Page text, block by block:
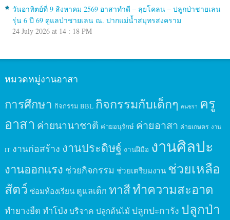
วันอาทิตย์ที่ 9 สิงหาคม 2569 อาสาทำดี – ลุยโคลน – ปลูกป่าชายเลน
รุ่น 6 ปี 69 ดูแลป่าชายเลน ณ. ปากแม่น้ำสมุทรสงคราม
24 July 2026 at 14 : 18 PM
หมวดหมู่งานอาสา
การศึกษา กิจกรรม BBL กิจกรรมกับเด็กๆ คนชรา ครู
อาสา ค่ายนานาชาติ ค่ายอนุรักษ์ ค่ายอาสา ค่ายเกษตร งาน
IT งานก่อสร้าง งานประดิษฐ์ งานฝีมือ งานศิลปะ
งานออกแรง ช่วยกิจกรรม ช่วยเตรียมงาน ช่วยเหลือ
สัตว์ ซ่อมห้องเรียน ดูแลเด็ก ทาสีทำความสะอาด
ทำยางยืด ทำโป่ง บริจาค ปลูกต้นไม้ ปลูกปะการัง ปลูกป่า